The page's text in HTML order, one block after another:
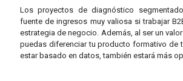
Los proyectos de diagnóstico
fuente de ingresos muy valiosa si trabajar
estrategia de negocio. Además, al ser un
puedas diferenciar tu producto formativo de
estar basado en datos, también estará más